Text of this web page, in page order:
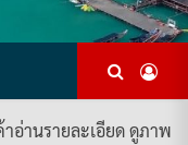
อ่านรายละเอียด ดูภาพ